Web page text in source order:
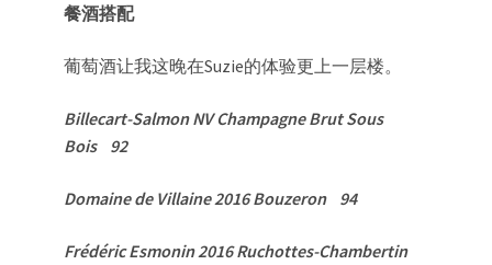
餐酒搭配
葡萄酒让我这晚在Suzie的体验更上一层楼。
Billecart-Salmon NV Champagne Brut Sous
Bois 92
Domaine de Villaine 2016 Bouzeron 94
Frédéric Esmonin 2016 Ruchottes-Chambertin